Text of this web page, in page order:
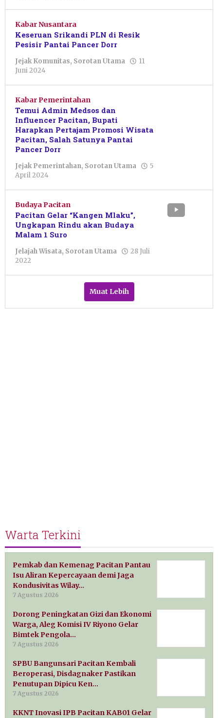
Primanto
Kabar Nusantara
Keseruan Srikandi PLN di Resik
Pesisir Pantai Pancer Dorr
Jejak Komunitas, Sorotan Utama
11
Juni 2024
Shalahuddin
Kabar Pemerintahan
Temui Admin Medsos dan
Influencer Pacitan, Bupati
Harapkan Pertajam Promosi Wisata
Pacitan, Salah Satunya Pantai
Pancer Dorr
Jejak Pemerintahan, Sorotan Utama
5
April 2024
Budaya Pacitan
Pacitan Gelar “Kangen Mlaku”,
Ungkapan Rindu akan Budaya
Malam 1 Suro
Jelajah Wisata, Sorotan Utama
28 Juli
2022
Tondo
Muat Lebih
Warta Terkini
Pemkab dan Kemenag Pacitan Pantau
Isu Aliran Kepercayaan demi Jaga
Kondusivitas Wilay…
7 Agustus 2026
Dorong Peningkatan Gizi dan Ekonomi
Warga, Aleg Komisi IV Riyono Gelar
Bimtek Pengola…
7 Agustus 2026
SPBU Bangunsari Pacitan Kembali
Beroperasi, Disdagnaker Pastikan
Penutupan Dipicu Ken…
7 Agustus 2026
KKNT Inovasi IPB Pacitan KAB01 Gelar